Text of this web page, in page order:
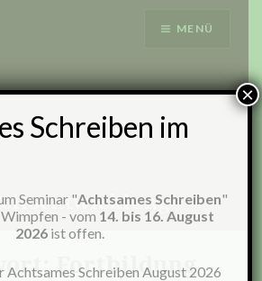
MENÜ
Fortbildung
Schreiben im
Seminar "Achtsames Schreiben"
- vom 14. bis 16. August
2026 ist offen.
Achtsames Schreiben August 2026
×